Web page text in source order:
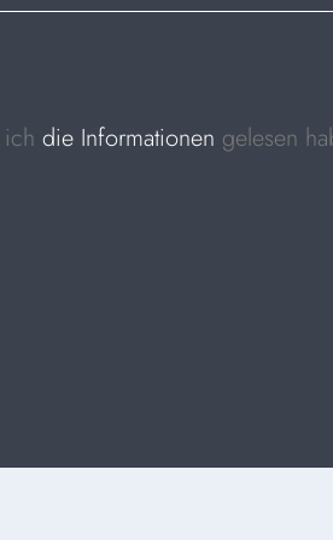
die Informationen gelesen